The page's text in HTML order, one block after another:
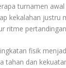
turnamen
kekalahan justru
ritme
fisik
tahan dan